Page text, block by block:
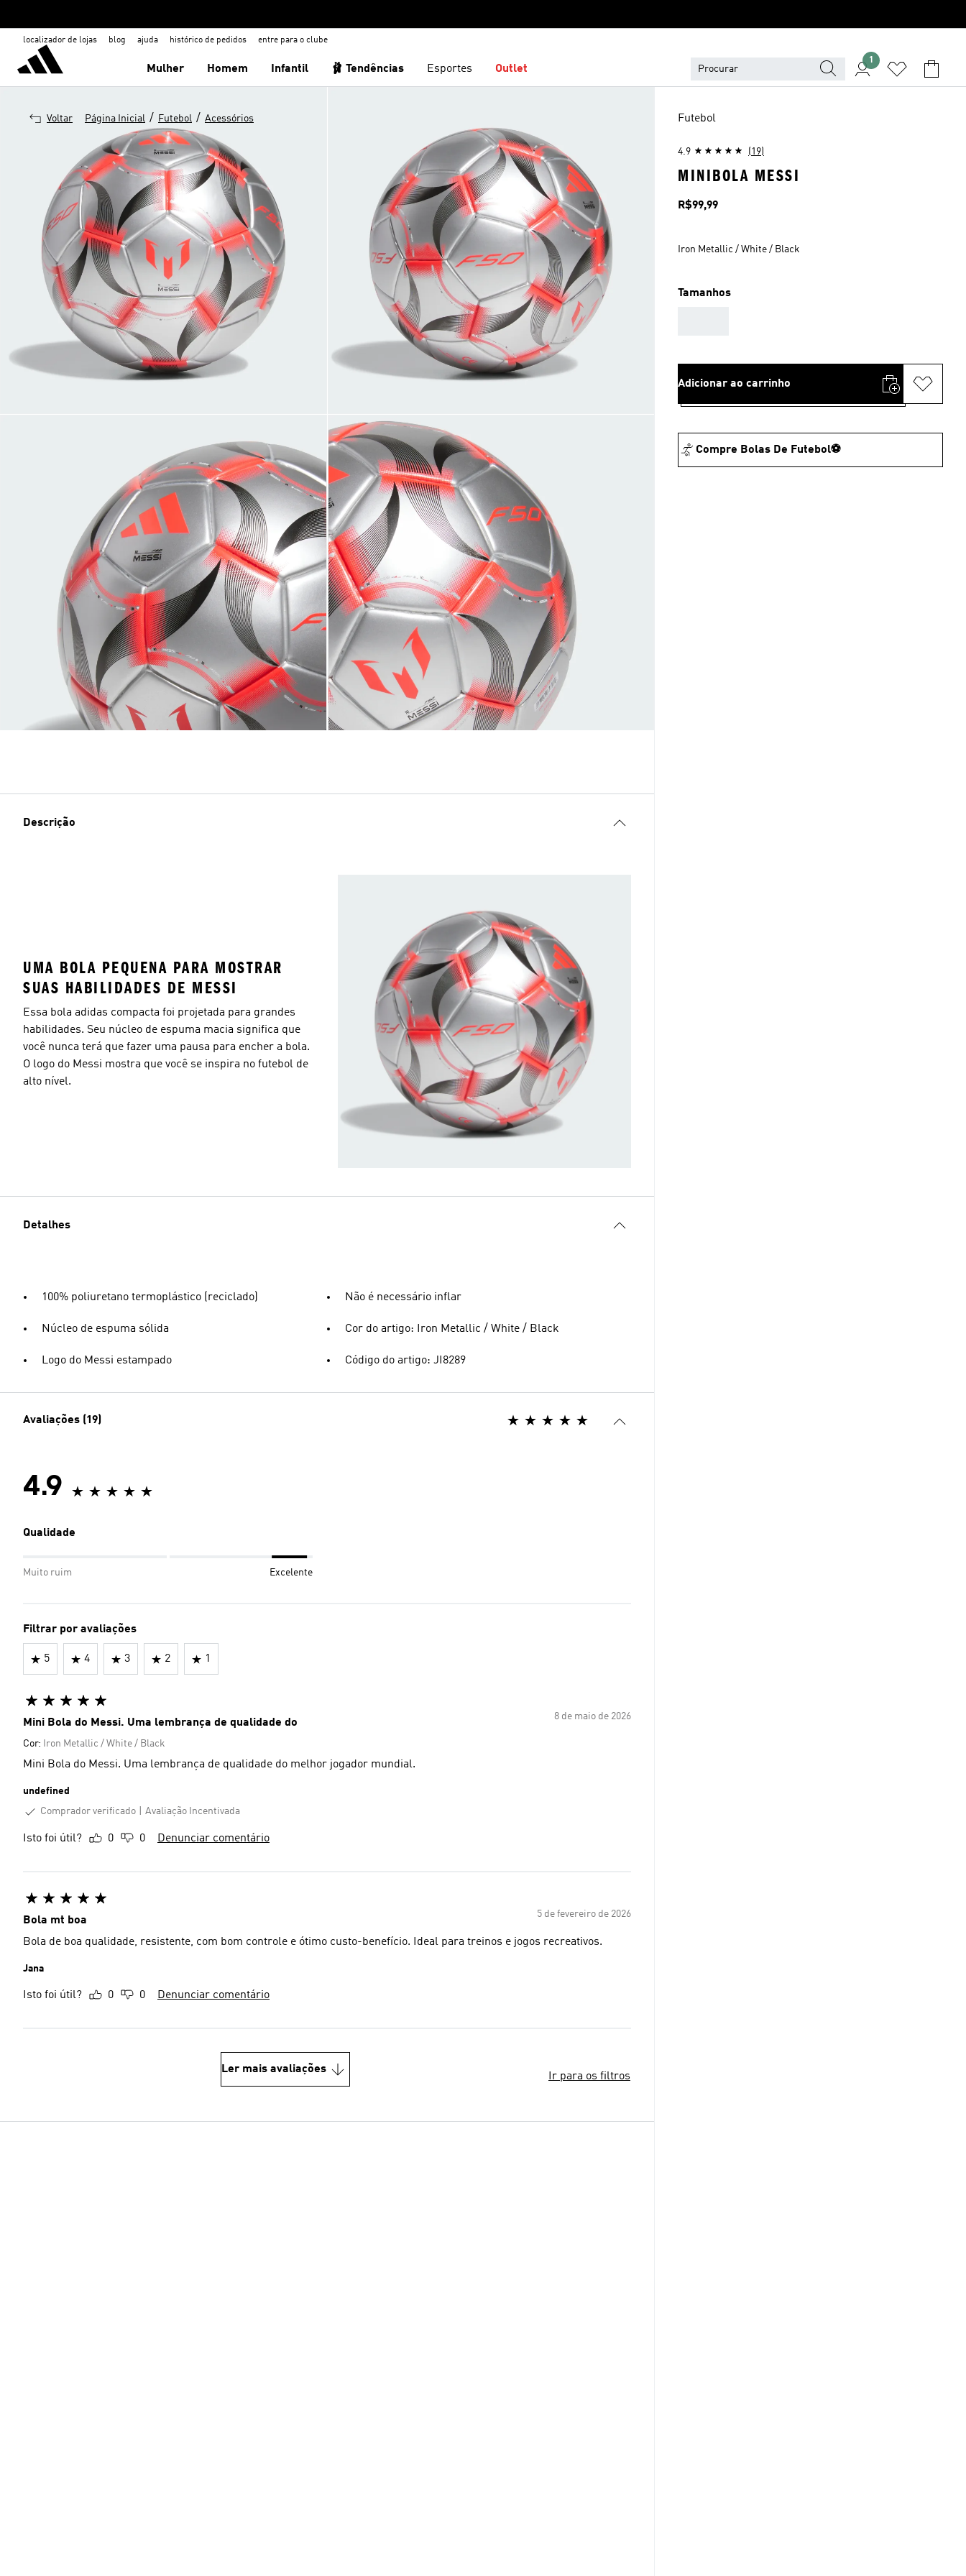
localizador de lojas blog ajuda histórico de pedidos entre para o clube
Mulher Homem Infantil 🩰 Tendências Esportes Outlet
1
Voltar Página Inicial / Futebol / Acessórios
Descrição
UMA BOLA PEQUENA PARA MOSTRAR
SUAS HABILIDADES DE MESSI
Essa bola adidas compacta foi projetada para grandes
habilidades. Seu núcleo de espuma macia significa que
você nunca terá que fazer uma pausa para encher a bola.
O logo do Messi mostra que você se inspira no futebol de
alto nível.
Detalhes
100% poliuretano termoplástico (reciclado)
Núcleo de espuma sólida
Logo do Messi estampado
Não é necessário inflar
Cor do artigo: Iron Metallic / White / Black
Código do artigo: JI8289
Avaliações (19)
4.9
Qualidade
Muito ruim Excelente
Filtrar por avaliações
5 4 3 2 1
8 de maio de 2026
Mini Bola do Messi. Uma lembrança de qualidade do
Cor: Iron Metallic / White / Black
Mini Bola do Messi. Uma lembrança de qualidade do melhor jogador mundial.
undefined
Comprador verificado
Avaliação Incentivada
Isto foi útil? 0 0 Denunciar comentário
5 de fevereiro de 2026
Bola mt boa
Bola de boa qualidade, resistente, com bom controle e ótimo custo-benefício. Ideal para treinos e jogos recreativos.
Jana
Isto foi útil? 0 0 Denunciar comentário
Ler mais avaliações
Ir para os filtros
Futebol
4.9 (19)
MINIBOLA MESSI
Preço
R$99,99
Iron Metallic / White / Black
Tamanhos
Adicionar ao carrinho
Compre Bolas De Futebol⚽